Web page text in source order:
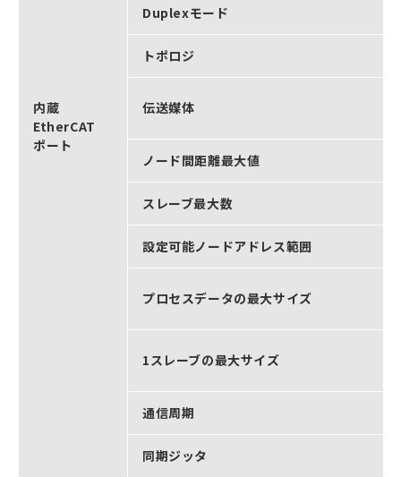
内蔵
EtherCAT
ポート
Duplexモード
トポロジ
伝送媒体
ノード間距離最大値
スレーブ最大数
設定可能ノードアドレス範囲
プロセスデータの最大サイズ
1スレーブの最大サイズ
通信周期
同期ジッタ